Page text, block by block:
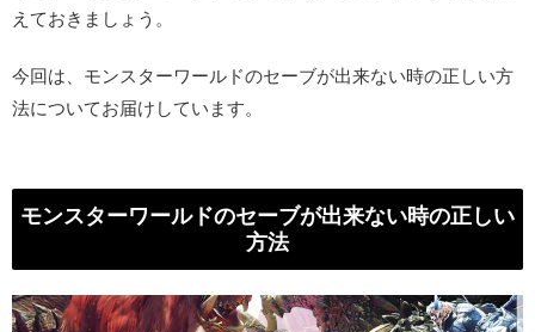
えておきましょう。
今回は、モンスターワールドのセーブが出来ない時の正しい方
法についてお届けしています。
モンスターワールドのセーブが出来ない時の正しい
方法